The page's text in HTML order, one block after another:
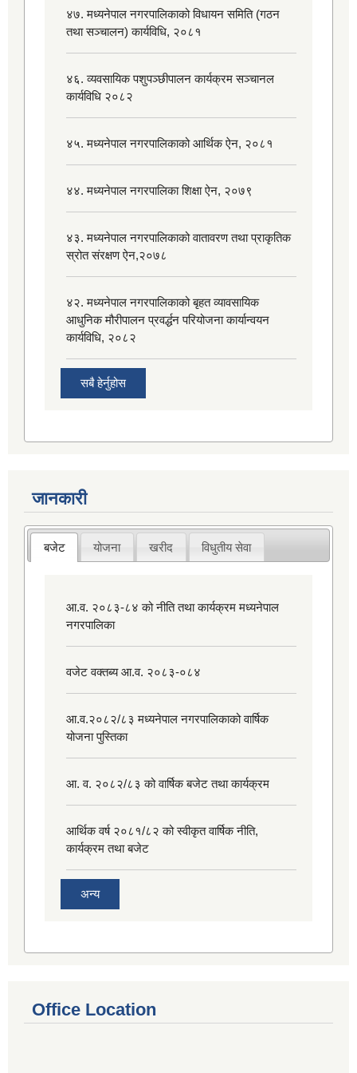
४७. मध्यनेपाल नगरपालिकाको विधायन समिति (गठन
तथा सञ्चालन) कार्यविधि, २०८१
४६. व्यवसायिक पशुपञ्छीपालन कार्यक्रम सञ्चानल
कार्यविधि २०८२
४५. मध्यनेपाल नगरपालिकाको आर्थिक ऐन, २०८१
४४. मध्यनेपाल नगरपालिका शिक्षा ऐन, २०७९
४३. मध्यनेपाल नगरपालिकाको वातावरण तथा प्राकृतिक
स्रोत संरक्षण ऐन,२०७८
४२. मध्यनेपाल नगरपालिकाको बृहत व्यावसायिक
आधुनिक मौरीपालन प्रवर्द्धन परियोजना कार्यान्वयन
कार्यविधि, २०८२
सबै हेर्नुहोस
जानकारी
बजेट योजना खरीद विधुतीय सेवा
आ.व. २०८३-८४ को नीति तथा कार्यक्रम मध्यनेपाल
नगरपालिका
वजेट वक्तब्य आ.व. २०८३-०८४
आ.व.२०८२/८३ मध्यनेपाल नगरपालिकाको वार्षिक
योजना पुस्तिका
आ. व. २०८२/८३ को वार्षिक बजेट तथा कार्यक्रम
आर्थिक वर्ष २०८१/८२ को स्वीकृत वार्षिक नीति,
कार्यक्रम तथा बजेट
अन्य
Office Location